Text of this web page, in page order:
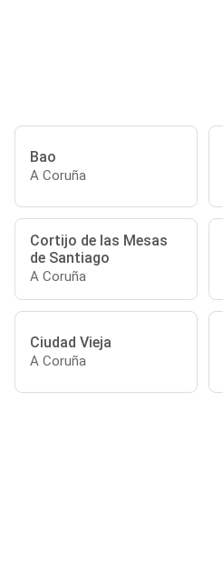
Bao
A Coruña
Cortijo de las Mesas
de Santiago
A Coruña
Ciudad Vieja
A Coruña